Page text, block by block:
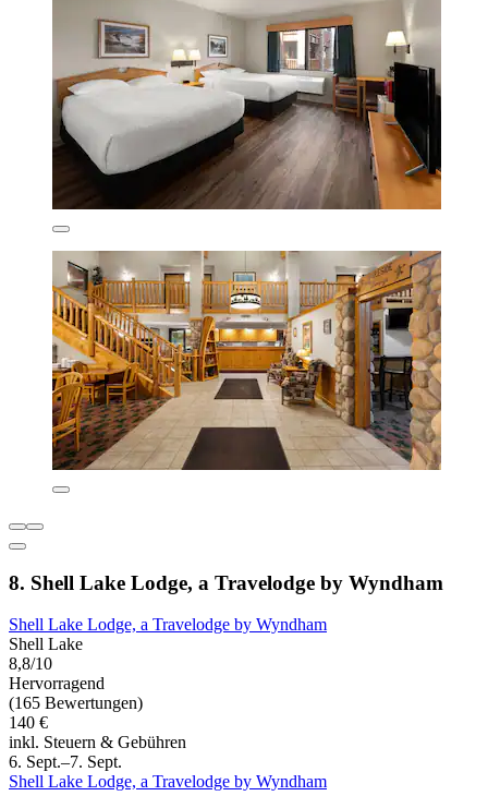
8. Shell Lake Lodge, a Travelodge by Wyndham
Shell Lake Lodge, a Travelodge by Wyndham
Shell Lake
8,8/10
Hervorragend
(165 Bewertungen)
140 €
inkl. Steuern & Gebühren
6. Sept.–7. Sept.
Shell Lake Lodge, a Travelodge by Wyndham